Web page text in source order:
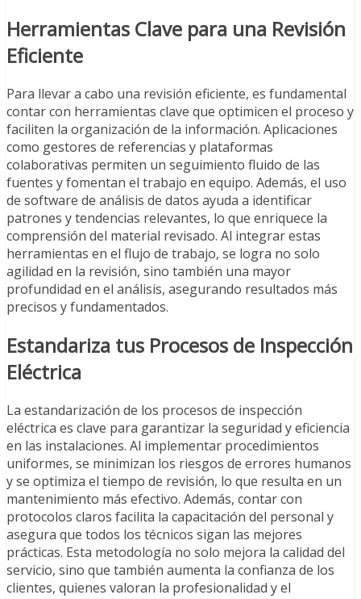
Herramientas Clave para una Revisión
Eficiente
Para llevar a cabo una revisión eficiente, es fundamental
contar con herramientas clave que optimicen el proceso y
faciliten la organización de la información. Aplicaciones
como gestores de referencias y plataformas
colaborativas permiten un seguimiento fluido de las
fuentes y fomentan el trabajo en equipo. Además, el uso
de software de análisis de datos ayuda a identificar
patrones y tendencias relevantes, lo que enriquece la
comprensión del material revisado. Al integrar estas
herramientas en el flujo de trabajo, se logra no solo
agilidad en la revisión, sino también una mayor
profundidad en el análisis, asegurando resultados más
precisos y fundamentados.
Estandariza tus Procesos de Inspección
Eléctrica
La estandarización de los procesos de inspección
eléctrica es clave para garantizar la seguridad y eficiencia
en las instalaciones. Al implementar procedimientos
uniformes, se minimizan los riesgos de errores humanos
y se optimiza el tiempo de revisión, lo que resulta en un
mantenimiento más efectivo. Además, contar con
protocolos claros facilita la capacitación del personal y
asegura que todos los técnicos sigan las mejores
prácticas. Esta metodología no solo mejora la calidad del
servicio, sino que también aumenta la confianza de los
clientes, quienes valoran la profesionalidad y el